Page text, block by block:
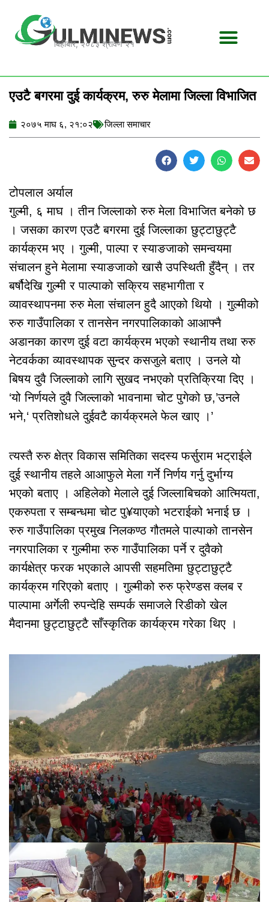
content
बिहीबार, २०८३ श्रावण २१
एउटै बगरमा दुई कार्यक्रम, रुरु मेलामा जिल्ला विभाजित
२०७५ माघ ६, २१:०२ जिल्ला समाचार
टोपलाल अर्याल
गुल्मी, ६ माघ । तीन जिल्लाको रुरु मेला विभाजित बनेको छ
। जसका कारण एउटै बगरमा दुई जिल्लाका छुट्टाछुट्टै
कार्यक्रम भए । गुल्मी, पाल्पा र स्याङजाको समन्वयमा
संचालन हुने मेलामा स्याङजाको खासै उपस्थिती हुँदैन् । तर
बर्षौदेखि गुल्मी र पाल्पाको सक्रिय सहभागीता र
व्यावस्थापनमा रुरु मेला संचालन हुदै आएको थियो । गुल्मीको
रुरु गाउँपालिका र तानसेन नगरपालिकाको आआफ्नै
अडानका कारण दुई वटा कार्यक्रम भएको स्थानीय तथा रुरु
नेटवर्कका व्यावस्थापक सुन्दर कसजुले बताए । उनले यो
बिषय दुवै जिल्लाको लागि सुखद नभएको प्रतिक्रिया दिए ।
‘यो निर्णयले दुवै जिल्लाको भावनामा चोट पुगेको छ,’उनले
भने,‘ प्रतिशोधले दुईवटै कार्यक्रमले फेल खाए ।’
त्यस्तै रुरु क्षेत्र विकास समितिका सदस्य फर्सुराम भट्राईले
दुई स्थानीय तहले आआफुले मेला गर्ने निर्णय गर्नु दुर्भाग्य
भएको बताए । अहिलेको मेलाले दुई जिल्लाबिचको आत्मियता,
एकरुपता र सम्बन्धमा चोट पु¥याएको भटराईको भनाई छ ।
रुरु गाउँपालिका प्रमुख निलकण्ठ गौतमले पाल्पाको तानसेन
नगरपालिका र गुल्मीमा रुरु गाउँपालिका पर्ने र दुवैको
कार्यक्षेत्र फरक भएकाले आपसी सहमतिमा छुट्टाछुट्टै
कार्यक्रम गरिएको बताए । गुल्मीको रुरु फ्रेण्डस क्लब र
पाल्पामा अर्गेली रुपन्देहि सम्पर्क समाजले रिडीको खेल
मैदानमा छुट्टाछुट्टै साँस्कृतिक कार्यक्रम गरेका थिए ।